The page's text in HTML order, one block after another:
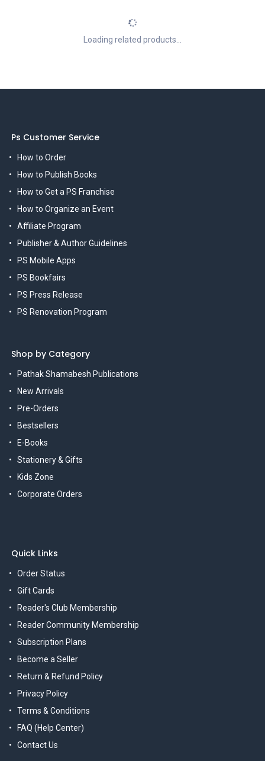
Loading related products...
Ps Customer Service
How to Order
How to Publish Books
How to Get a PS Franchise
How to Organize an Event
Affiliate Program
Publisher & Author Guidelines
PS Mobile Apps
PS Bookfairs
PS Press Release
PS Renovation Program
Shop by Category
Pathak Shamabesh Publications
New Arrivals
Pre-Orders
Bestsellers
E-Books
Stationery & Gifts
Kids Zone
Corporate Orders
Quick Links
Order Status
Gift Cards
Reader's Club Membership
Reader Community Membership
Subscription Plans
Become a Seller
Return & Refund Policy
Privacy Policy
Terms & Conditions
FAQ (Help Center)
Contact Us